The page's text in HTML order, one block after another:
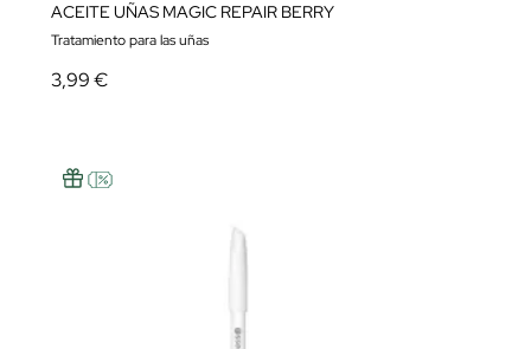
ACEITE UÑAS MAGIC REPAIR BERRY
Tratamiento para las uñas
3,99 €